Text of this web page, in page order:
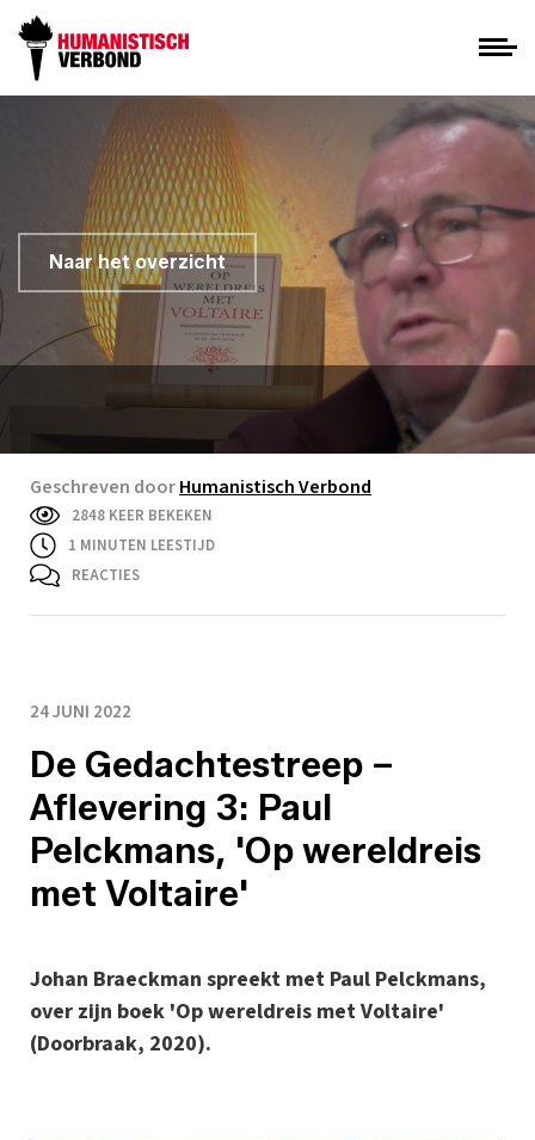
Naar het overzicht
Geschreven doorHumanistisch Verbond
2848 KEER BEKEKEN
1 MINUTEN LEESTIJD
REACTIES
24 JUNI 2022
De Gedachtestreep –
Aflevering 3: Paul
Pelckmans, 'Op wereldreis
met Voltaire'
Johan Braeckman spreekt met Paul Pelckmans,
over zijn boek 'Op wereldreis met Voltaire'
(Doorbraak, 2020).